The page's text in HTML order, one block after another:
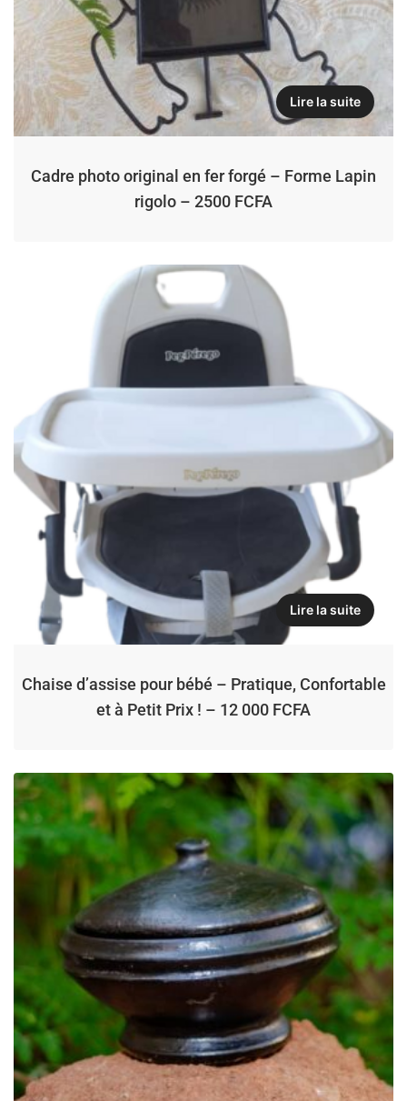
Lire la suite
Cadre photo original en fer forgé – Forme Lapin
rigolo – 2500 FCFA
Lire la suite
Chaise d’assise pour bébé – Pratique, Confortable
et à Petit Prix ! – 12 000 FCFA